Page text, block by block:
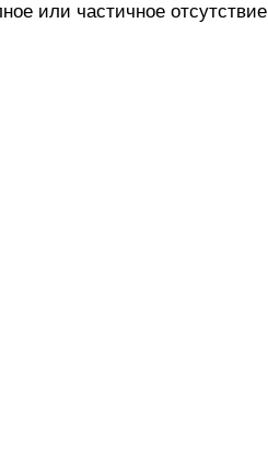
или частичное отсутствие